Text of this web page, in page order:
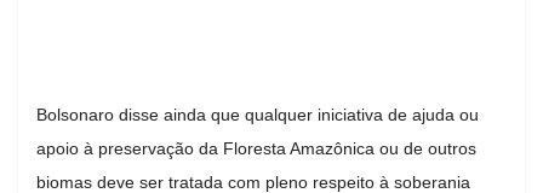
Bolsonaro disse ainda que qualquer iniciativa de ajuda ou
apoio à preservação da Floresta Amazônica ou de outros
biomas deve ser tratada com pleno respeito à soberania